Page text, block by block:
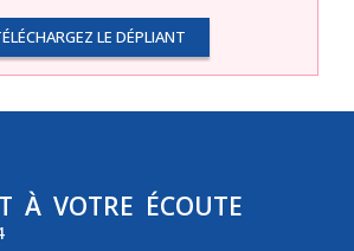
LE DÉPLIANT
À VOTRE ÉCOUTE